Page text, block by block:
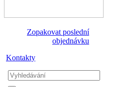
Zopakovat poslední
objednávku
Kontakty